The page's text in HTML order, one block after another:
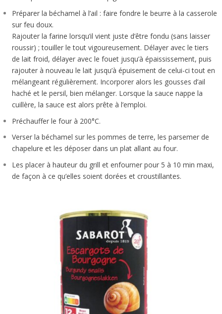
Préparer la béchamel à l’ail : faire fondre le beurre à la casserole
sur feu doux.
Rajouter la farine lorsqu’il vient juste d’être fondu (sans laisser
roussir) ; touiller le tout vigoureusement. Délayer avec le tiers
de lait froid, délayer avec le fouet jusqu’à épaississement, puis
rajouter à nouveau le lait jusqu’à épuisement de celui-ci tout en
mélangeant régulièrement. Incorporer alors les gousses d’ail
haché et le persil, bien mélanger. Lorsque la sauce nappe la
cuillère, la sauce est alors prête à l’emploi.
Préchauffer le four à 200°C.
Verser la béchamel sur les pommes de terre, les parsemer de
chapelure et les déposer dans un plat allant au four.
Les placer à hauteur du grill et enfourner pour 5 à 10 min maxi,
de façon à ce qu’elles soient dorées et croustillantes.